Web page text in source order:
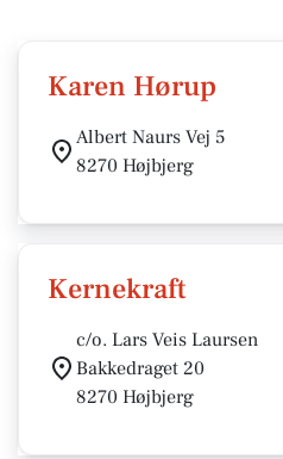
Karen Hørup
Albert Naurs Vej 5
8270 Højbjerg
Kernekraft
c/o. Lars Veis Laursen
Bakkedraget 20
8270 Højbjerg